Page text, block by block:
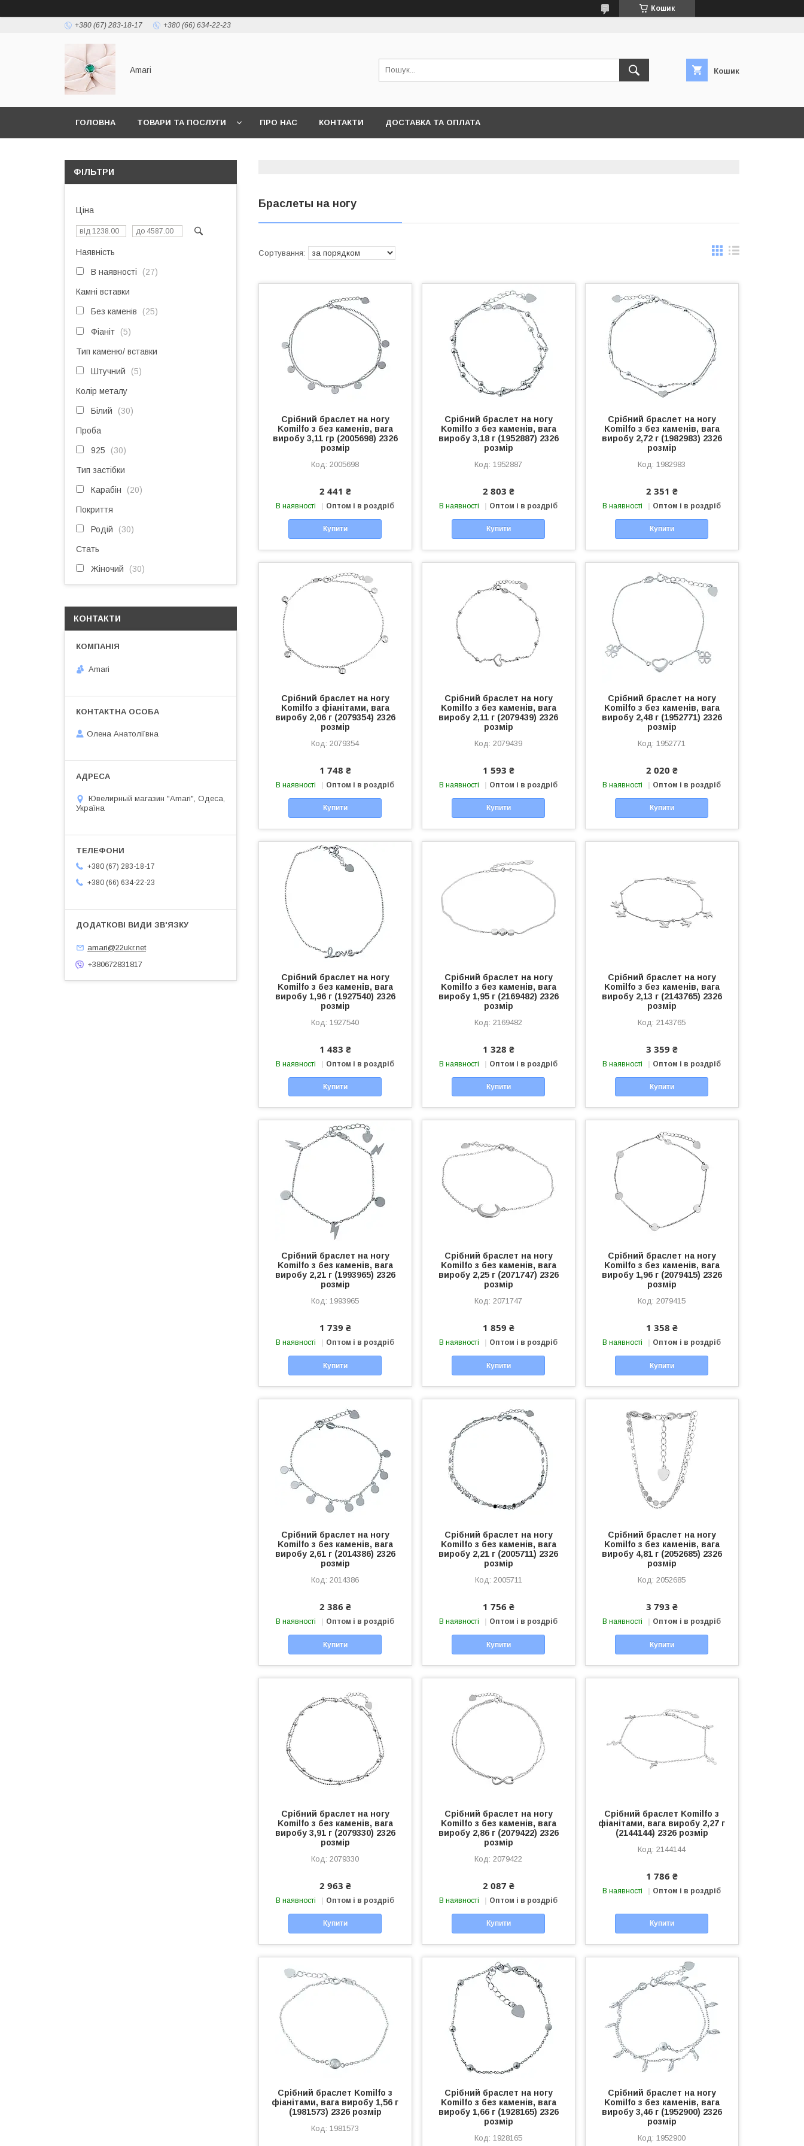
Кошик
+380 (67) 283-18-17 +380 (66) 634-22-23
Amari Кошик
ГОЛОВНА ТОВАРИ ТА ПОСЛУГИ ПРО НАС КОНТАКТИ ДОСТАВКА ТА ОПЛАТА
Браслеты на ногу
Срібний браслет на ногу
Komilfo з без каменів, вага
виробу 3,11 гр (2005698) 2326
розмір
2005698
2 441 ₴
В наявності Оптом і в роздріб
Купити
Срібний браслет на ногу
Komilfo з без каменів, вага
виробу 3,18 г (1952887) 2326
розмір
1952887
2 803 ₴
В наявності Оптом і в роздріб
Купити
Срібний браслет на ногу
Komilfo з без каменів, вага
виробу 2,72 г (1982983) 2326
розмір
1982983
2 351 ₴
В наявності Оптом і в роздріб
Купити
Срібний браслет на ногу
Komilfo з фіанітами, вага
виробу 2,06 г (2079354) 2326
розмір
2079354
1 748 ₴
В наявності Оптом і в роздріб
Купити
Срібний браслет на ногу
Komilfo з без каменів, вага
виробу 2,11 г (2079439) 2326
розмір
2079439
1 593 ₴
В наявності Оптом і в роздріб
Купити
Срібний браслет на ногу
Komilfo з без каменів, вага
виробу 2,48 г (1952771) 2326
розмір
1952771
2 020 ₴
В наявності Оптом і в роздріб
Купити
Срібний браслет на ногу
Komilfo з без каменів, вага
виробу 1,96 г (1927540) 2326
розмір
1927540
1 483 ₴
В наявності Оптом і в роздріб
Купити
Срібний браслет на ногу
Komilfo з без каменів, вага
виробу 1,95 г (2169482) 2326
розмір
2169482
1 328 ₴
В наявності Оптом і в роздріб
Купити
Срібний браслет на ногу
Komilfo з без каменів, вага
виробу 2,13 г (2143765) 2326
розмір
2143765
3 359 ₴
В наявності Оптом і в роздріб
Купити
Срібний браслет на ногу
Komilfo з без каменів, вага
виробу 2,21 г (1993965) 2326
розмір
1993965
1 739 ₴
В наявності Оптом і в роздріб
Купити
Срібний браслет на ногу
Komilfo з без каменів, вага
виробу 2,25 г (2071747) 2326
розмір
2071747
1 859 ₴
В наявності Оптом і в роздріб
Купити
Срібний браслет на ногу
Komilfo з без каменів, вага
виробу 1,96 г (2079415) 2326
розмір
2079415
1 358 ₴
В наявності Оптом і в роздріб
Купити
Срібний браслет на ногу
Komilfo з без каменів, вага
виробу 2,61 г (2014386) 2326
розмір
2014386
2 386 ₴
В наявності Оптом і в роздріб
Купити
Срібний браслет на ногу
Komilfo з без каменів, вага
виробу 2,21 г (2005711) 2326
розмір
2005711
1 756 ₴
В наявності Оптом і в роздріб
Купити
Срібний браслет на ногу
Komilfo з без каменів, вага
виробу 4,81 г (2052685) 2326
розмір
2052685
3 793 ₴
В наявності Оптом і в роздріб
Купити
Срібний браслет на ногу
Komilfo з без каменів, вага
виробу 3,91 г (2079330) 2326
розмір
2079330
2 963 ₴
В наявності Оптом і в роздріб
Купити
Срібний браслет на ногу
Komilfo з без каменів, вага
виробу 2,86 г (2079422) 2326
розмір
2079422
2 087 ₴
В наявності Оптом і в роздріб
Купити
Срібний браслет Komilfo з
фіанітами, вага виробу 2,27 г
(2144144) 2326 розмір
2144144
1 786 ₴
В наявності Оптом і в роздріб
Купити
Срібний браслет Komilfo з
фіанітами, вага виробу 1,56 г
(1981573) 2326 розмір
1981573
Срібний браслет на ногу
Komilfo з без каменів, вага
виробу 1,66 г (1928165) 2326
розмір
1928165
Срібний браслет на ногу
Komilfo з без каменів, вага
виробу 3,46 г (1952900) 2326
розмір
1952900
ФІЛЬТРИ
Ціна
Наявність
В наявності 27
Камні вставки
Без каменів 25
Фіаніт 5
Тип каменю/ вставки
Штучний 5
Колір металу
Білий 30
Проба
925 30
Тип застібки
Карабін 20
Покриття
Родій 30
Стать
Жіночий 30
КОНТАКТИ
Amari
Олена Анатоліївна
Ювелирный магазин "Amari", Одеса,
Україна
+380 (67) 283-18-17
+380 (66) 634-22-23
amari@22ukr.net
+380672831817